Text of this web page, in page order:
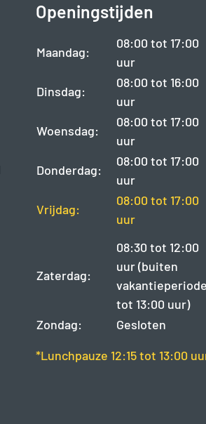
Openingstijden
Maandag:
08:00 tot 17:00
uur
Dinsdag:
08:00 tot 16:00
uur
Woensdag:
08:00 tot 17:00
uur
Donderdag:
08:00 tot 17:00
uur
Vrijdag:
08:00 tot 17:00
uur
Zaterdag:
08:30 tot 12:00
uur (buiten
vakantieperiode
tot 13:00 uur)
Zondag:
Gesloten
*Lunchpauze 12:15 tot 13:00